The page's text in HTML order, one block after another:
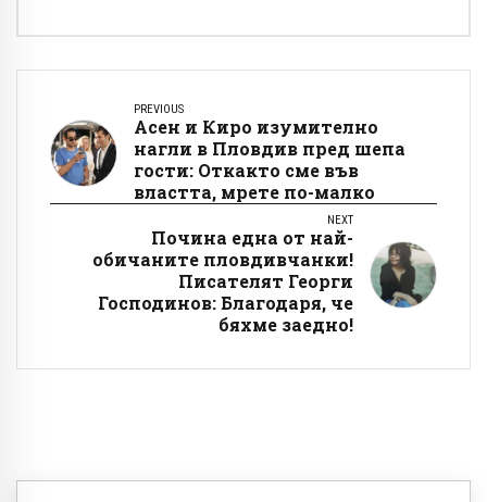
PREVIOUS
Асен и Киро изумително
нагли в Пловдив пред шепа
гости: Откакто сме във
властта, мрете по-малко
NEXT
Почина една от най-
обичаните пловдивчанки!
Писателят Георги
Господинов: Благодаря, че
бяхме заедно!